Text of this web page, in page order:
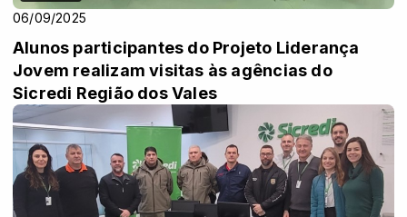
06/09/2025
Alunos participantes do Projeto Liderança
Jovem realizam visitas às agências do
Sicredi Região dos Vales